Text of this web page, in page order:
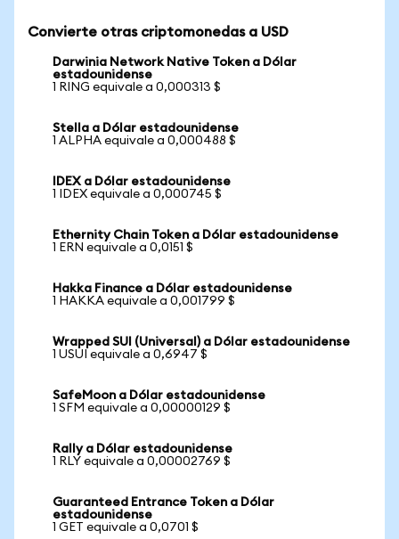
Convierte otras criptomonedas a USD
Darwinia Network Native Token a Dólar
estadounidense
1 RING equivale a 0,000313 $
Stella a Dólar estadounidense
1 ALPHA equivale a 0,000488 $
IDEX a Dólar estadounidense
1 IDEX equivale a 0,000745 $
Ethernity Chain Token a Dólar estadounidense
1 ERN equivale a 0,0151 $
Hakka Finance a Dólar estadounidense
1 HAKKA equivale a 0,001799 $
Wrapped SUI (Universal) a Dólar estadounidense
1 USUI equivale a 0,6947 $
SafeMoon a Dólar estadounidense
1 SFM equivale a 0,00000129 $
Rally a Dólar estadounidense
1 RLY equivale a 0,00002769 $
Guaranteed Entrance Token a Dólar
estadounidense
1 GET equivale a 0,0701 $